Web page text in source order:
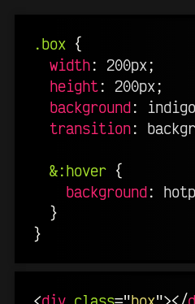
.box {
width: 200px;
height: 200px;
background: indigo
transition:
&:hover {
background:
}
}
<div class="box"></